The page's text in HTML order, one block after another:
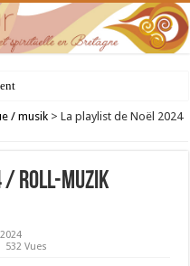
la Bretagne chrétienne
/ musik > La playlist de Noël 2024
/ Roll-muzik
532 Vues